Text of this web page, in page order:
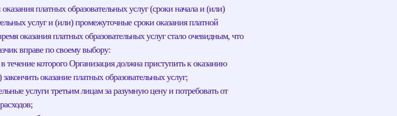
платных образовательных услуг (сроки начала и (или)
услуг и (или) промежуточные сроки оказания платной
оказания платных образовательных услуг стало очевидным, что
вправе по своему выбору:
течение которого Организация должна приступить к оказанию
оказание платных образовательных услуг;
услуги третьим лицам за разумную цену и потребовать от